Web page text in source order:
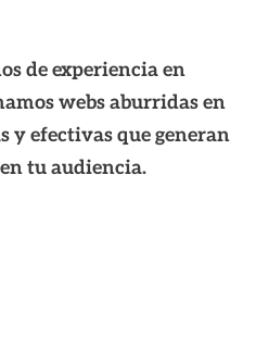
de experiencia en
webs aburridas en
y efectivas que generan
tu audiencia.